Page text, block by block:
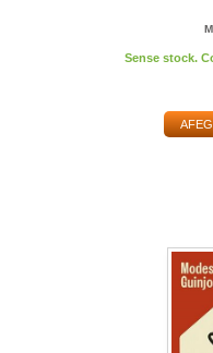
Sense stock.